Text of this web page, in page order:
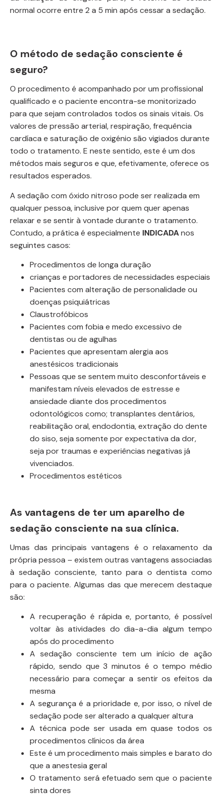
normal ocorre entre 2 a 5 min após cessar a sedação.
O método de sedação consciente é
seguro?
O procedimento é acompanhado por um profissional
qualificado e o paciente encontra-se monitorizado
para que sejam controlados todos os sinais vitais. Os
valores de pressão arterial, respiração, frequência
cardíaca e saturação de oxigénio são vigiados durante
todo o tratamento. E neste sentido, este é um dos
métodos mais seguros e que, efetivamente, oferece os
resultados esperados.
A sedação com óxido nitroso pode ser realizada em
qualquer pessoa, inclusive por quem quer apenas
relaxar e se sentir à vontade durante o tratamento.
Contudo, a prática é especialmente INDICADAnos
seguintes casos:
Procedimentos de longa duração
crianças e portadores de necessidades especiais
Pacientes com alteração de personalidade ou
doenças psiquiátricas
Claustrofóbicos
Pacientes com fobia e medo excessivo de
dentistas ou de agulhas
Pacientes que apresentam alergia aos
anestésicos tradicionais
Pessoas que se sentem muito desconfortáveis e
manifestam níveis elevados de estresse e
ansiedade diante dos procedimentos
odontológicos como; transplantes dentários,
reabilitação oral, endodontia, extração do dente
do siso, seja somente por expectativa da dor,
seja por traumas e experiências negativas já
vivenciados.
Procedimentos estéticos
As vantagens de ter um aparelho de
sedação consciente na sua clínica.
Umas das principais vantagens é o relaxamento da
própria pessoa – existem outras vantagens associadas
à sedação consciente, tanto para o dentista como
para o paciente. Algumas das que merecem destaque
são:
A recuperação é rápida e, portanto, é possível
voltar às atividades do dia-a-dia algum tempo
após do procedimento
A sedação consciente tem um início de ação
rápido, sendo que 3 minutos é o tempo médio
necessário para começar a sentir os efeitos da
mesma
A segurança é a prioridade e, por isso, o nível de
sedação pode ser alterado a qualquer altura
A técnica pode ser usada em quase todos os
procedimentos clínicos da área
Este é um procedimento mais simples e barato do
que a anestesia geral
O tratamento será efetuado sem que o paciente
sinta dores